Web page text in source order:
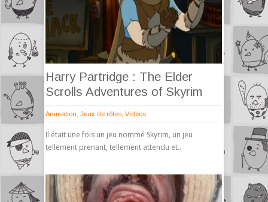
Harry Partridge : The Elder
Scrolls Adventures of Skyrim
Animation Jeux de rôles Vidéos
Il était une fois un jeu nommé Skyrim, un jeu
tellement prenant, tellement attendu et..